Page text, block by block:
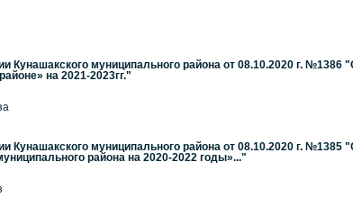
Кунашакского муниципального района от 08.10.2020 г.
на 2021-2023гг."
Кунашакского муниципального района от 08.10.2020 г.
района на 2020-2022 годы»..."